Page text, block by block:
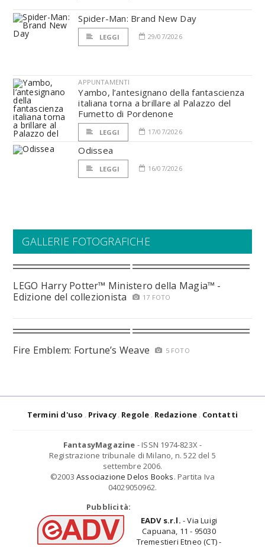
Spider-Man: Brand New Day
LEGGI 29/07/2026
APPUNTAMENTI
Yambo, l’antesignano della fantascienza
italiana torna a brillare al Palazzo del
Fumetto di Pordenone
LEGGI 17/07/2026
Odissea
LEGGI 16/07/2026
GALLERIE FOTOGRAFICHE
LEGO Harry Potter™ Ministero della Magia™ -
Edizione del collezionista
17 FOTO
Fire Emblem: Fortune’s Weave 5 FOTO
Termini d'uso Privacy Regole Redazione Contatti
FantasyMagazine - ISSN 1974-823X -
Registrazione tribunale di Milano, n. 522 del 5
settembre 2006.
©2003 Associazione Delos Books. Partita Iva
04029050962.
Pubblicità:
EADV s.r.l. - Via Luigi
Capuana, 11 - 95030
Tremestieri Etneo (CT) -